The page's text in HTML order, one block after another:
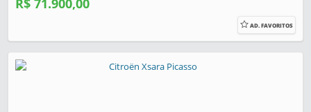
R$ 71.900,00
AD. FAVORITOS